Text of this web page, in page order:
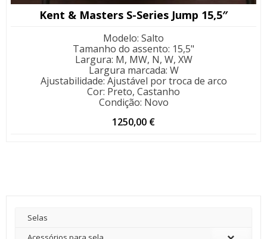
Kent & Masters S-Series Jump 15,5″
Modelo: Salto
Tamanho do assento: 15,5"
Largura: M, MW, N, W, XW
Largura marcada: W
Ajustabilidade: Ajustável por troca de arco
Cor: Preto, Castanho
Condição: Novo
1250,00 €
Selas